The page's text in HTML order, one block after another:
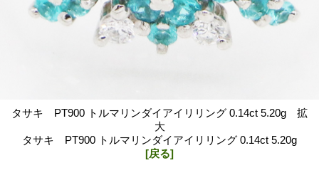
タサキ PT900 トルマリンダイアイリリング 0.14ct 5.20g 拡
大
タサキ PT900 トルマリンダイアイリリング 0.14ct 5.20g
[戻る]